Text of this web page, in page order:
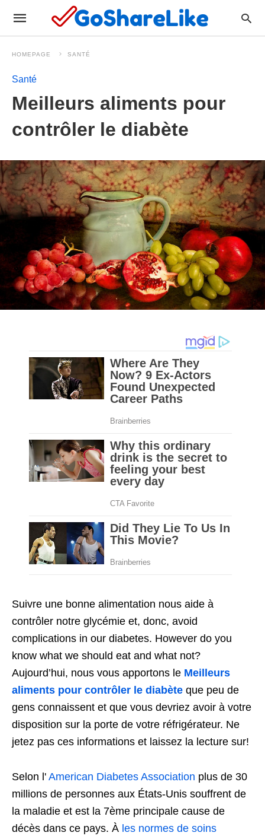
HOMEPAGE SANTÉ
Santé
Meilleurs aliments pour
contrôler le diabète
Suivre une bonne alimentation nous aide à
contrôler notre glycémie et, donc, avoid
complications in our diabetes. However do you
know what we should eat and what not?
Aujourd’hui, nous vous apportons le Meilleurs
aliments pour contrôler le diabète que peu de
gens connaissent et que vous devriez avoir à votre
disposition sur la porte de votre réfrigérateur. Ne
jetez pas ces informations et laissez la lecture sur!
Selon l' American Diabetes Association plus de 30
millions de personnes aux États-Unis souffrent de
la maladie et est la 7ème principale cause de
décès dans ce pays. À les normes de soins